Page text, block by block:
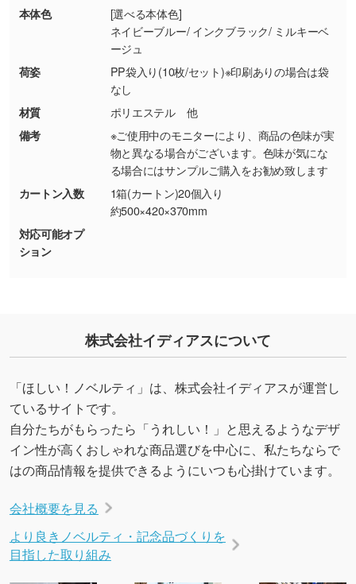
・背景がある画像からキャラクター部分だけを
使いたいです
シンプルな背景のデータや、使いたいキャラク
ター部分の輪郭がはっきりしているデータは切
り抜き処理が可能です。→詳しく見る
・持っているデータの背景が足りない／塗り足
しの作り方が分からない
印刷したいデータが印刷範囲よりも小さい場
合、シンプルな色・柄の背景であれば拡張が可
能です。→
詳しく見る
・お客様のご都合による返品・交換依頼(商
品・色・数量などの注文間違い等)
本体色
[選べる本体色]
ネイビーブルー/ インクブラック/ ミルキーベ
ージュ
荷姿
PP袋入り(10枚/セット)※印刷ありの場合は袋
なし
材質
ポリエステル 他
備考
※ご使用中のモニターにより、商品の色味が実
物と異なる場合がございます。色味が気にな
る場合にはサンプルご購入をお勧め致します
カートン入数
1箱(カートン)20個入り
約500×420×370mm
対応可能オプ
ション
株式会社イディアスについて
「ほしい！ノベルティ」は、株式会社イディアスが運営し
ているサイトです。
自分たちがもらったら「うれしい！」と思えるようなデザ
イン性が高くおしゃれな商品選びを中心に、私たちならで
はの商品情報を提供できるようにいつも心掛けています。
会社概要を見る
より良きノベルティ・記念品づくりを
目指した取り組み